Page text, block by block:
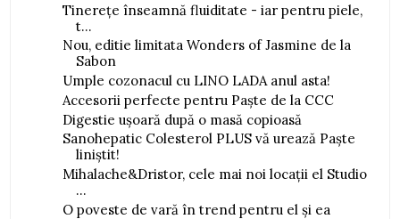
Tinerețe înseamnă fluiditate - iar pentru piele,
t...
Nou, editie limitata Wonders of Jasmine de la
Sabon
Umple cozonacul cu LINO LADA anul asta!
Accesorii perfecte pentru Paște de la CCC
Digestie ușoară după o masă copioasă
Sanohepatic Colesterol PLUS vă urează Paște
liniștit!
Mihalache&Dristor, cele mai noi locații el Studio
...
O poveste de vară în trend pentru el și ea